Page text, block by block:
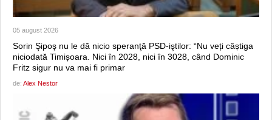
05 august 2026
Sorin Şipoş nu le dă nicio speranţă PSD-iştilor: “Nu veți câștiga
niciodată Timișoara. Nici în 2028, nici în 3028, când Dominic
Fritz sigur nu va mai fi primar
de: Alex Nestor